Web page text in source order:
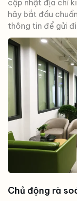
cập nhật địa chỉ
hãy bắt đầu
thông tin để gửi
Chủ động rà